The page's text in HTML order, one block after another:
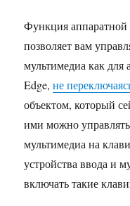
Функция аппаратной
позволяет вам
мультимедиа как для
Edge,не
объектом, который
ими можно
мультимедиа на
устройства ввода и
включать такие